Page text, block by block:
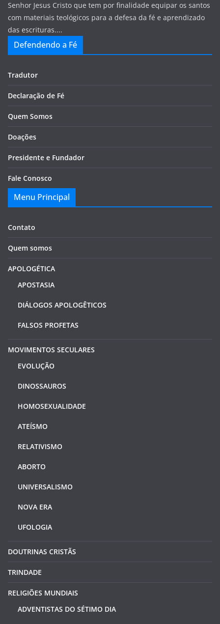
Senhor Jesus Cristo que tem por finalidade equipar os santos
com materiais teológicos para a defesa da fé e aprendizado
das escrituras....
Defendendo a Fé
Tradutor
Declaração de Fé
Quem Somos
Doações
Presidente e Fundador
Fale Conosco
Menu Principal
Contato
Quem somos
APOLOGÉTICA
APOSTASIA
DIÁLOGOS APOLOGÊTICOS
FALSOS PROFETAS
MOVIMENTOS SECULARES
EVOLUÇÃO
DINOSSAUROS
HOMOSEXUALIDADE
ATEÍSMO
RELATIVISMO
ABORTO
UNIVERSALISMO
NOVA ERA
UFOLOGIA
DOUTRINAS CRISTÃS
TRINDADE
RELIGIÕES MUNDIAIS
ADVENTISTAS DO SÉTIMO DIA